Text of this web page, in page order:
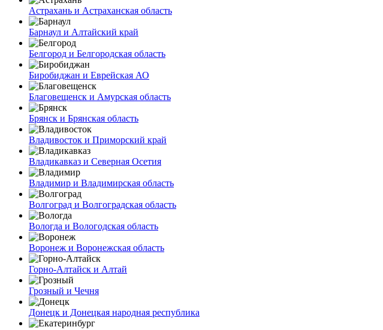
Астрахань и Астраханская область
Барнаул и Алтайский край
Белгород и Белгородская область
Биробиджан и Еврейская АО
Благовещенск и Амурская область
Брянск и Брянская область
Владивосток и Приморский край
Владикавказ и Северная Осетия
Владимир и Владимирская область
Волгоград и Волгоградская область
Вологда и Вологодская область
Воронеж и Воронежская область
Горно-Алтайск и Алтай
Грозный и Чечня
Донецк и Донецкая народная республика